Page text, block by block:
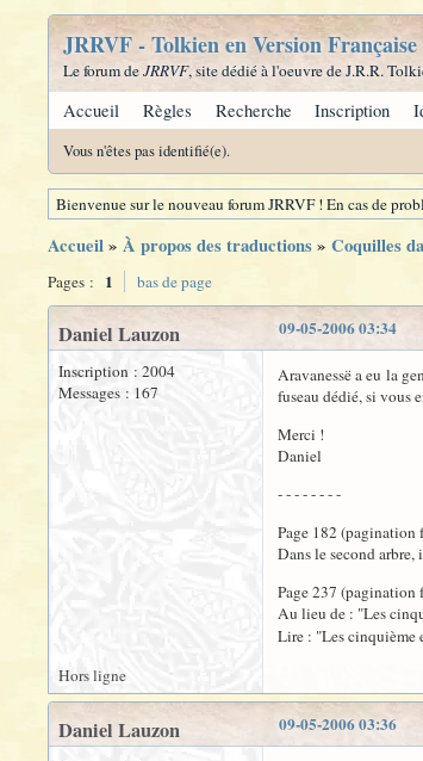
JRRVF - Tolkien en Version
Le forum deJRRVF, site dédié à l'oeuvre de J.R.R.
Accueil Règles Recherche Inscription
Vous n'êtes pas identifié(e).
Bienvenue sur le nouveau forum JRRVF ! En cas de
Accueil» À propos des traductions» Coquilles
Pages : 1 bas de page
09-05-2006 03:34
Daniel Lauzon
Inscription : 2004
Messages : 167
Aravanessë a eu la
fuseau dédié, si vous
Merci !
Daniel
- - - - - - - -
Page 182 (pagination
Dans le second
Page 237 (pagination
Au lieu de : "Les
Lire : "Les cinquième
Hors ligne
09-05-2006 03:36
Daniel Lauzon